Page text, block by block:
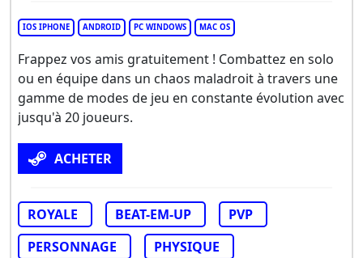
IOS IPHONE ANDROID PC WINDOWS MAC OS
Frappez vos amis gratuitement ! Combattez en solo
ou en équipe dans un chaos maladroit à travers une
gamme de modes de jeu en constante évolution avec
jusqu'à 20 joueurs.
ACHETER
ROYALE BEAT-EM-UP
PVP
PERSONNAGE
PHYSIQUE